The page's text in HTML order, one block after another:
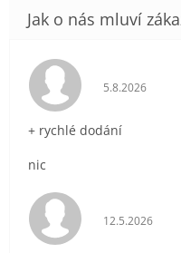
Hodnocení
5.8.2026
+ rychlé dodání
nic
Hodnocení
12.5.2026